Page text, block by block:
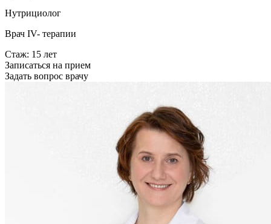
Нутрициолог
Врач IV- терапии
Стаж: 15 лет
Записаться на прием
Задать вопрос врачу